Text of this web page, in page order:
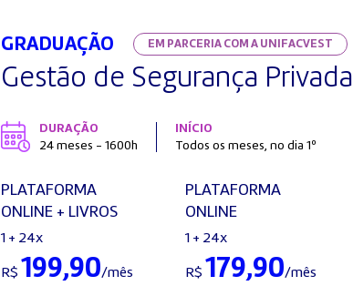
GRADUAÇÃO EM PARCERIA COM A UNIFACVEST
Gestão de Segurança Privada
DURAÇÃO
24 meses - 1600h
INÍCIO
Todos os meses, no dia 1º
PLATAFORMA
ONLINE + LIVROS
1 + 24x
R$ 199,90/mês
PLATAFORMA
ONLINE
1 + 24x
R$ 179,90/mês